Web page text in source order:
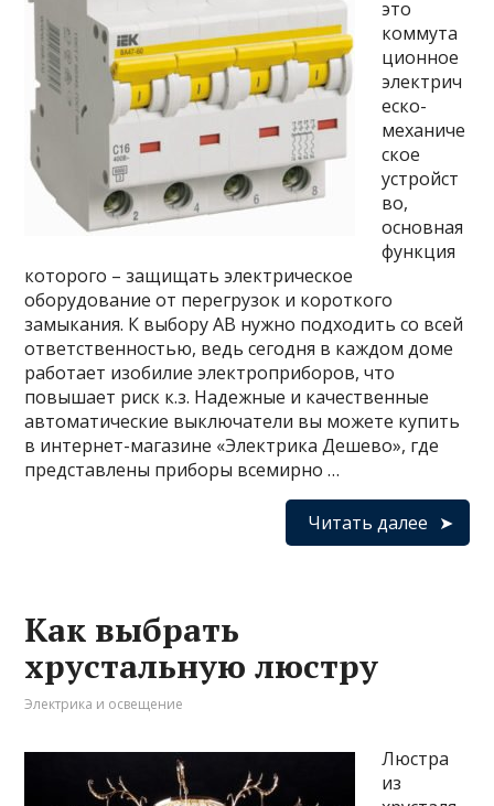
это
коммута
ционное
электрич
еско-
механиче
ское
устройст
во,
основная
функция
которого – защищать электрическое
оборудование от перегрузок и короткого
замыкания. К выбору АВ нужно подходить со всей
ответственностью, ведь сегодня в каждом доме
работает изобилие электроприборов, что
повышает риск к.з. Надежные и качественные
автоматические выключатели вы можете купить
в интернет-магазине «Электрика Дешево», где
представлены приборы всемирно …
Читать далее
Как выбрать
хрустальную люстру
Электрика и освещение
Люстра
из